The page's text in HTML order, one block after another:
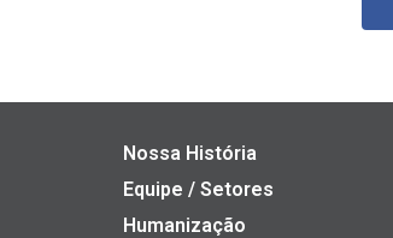
Nossa História
Equipe / Setores
Humanização